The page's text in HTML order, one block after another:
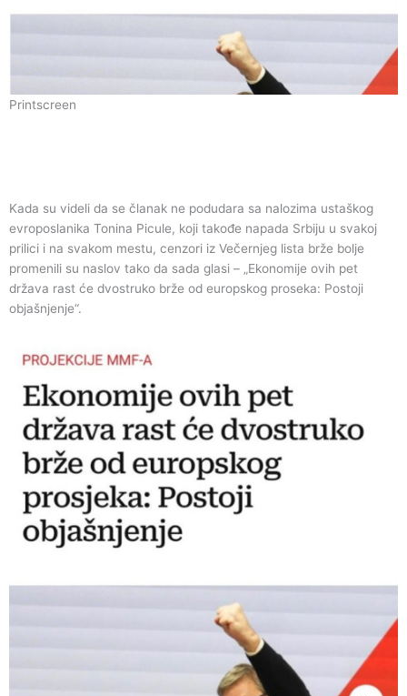
Printscreen
Kada su videli da se članak ne podudara sa nalozima ustaškog
evroposlanika Tonina Picule, koji takođe napada Srbiju u svakoj
prilici i na svakom mestu, cenzori iz Večernjeg lista brže bolje
promenili su naslov tako da sada glasi – „Ekonomije ovih pet
država rast će dvostruko brže od europskog proseka: Postoji
objašnjenje“.